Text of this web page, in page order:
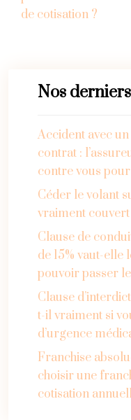
de cotisation ?
Nos
Accident avec
contrat :
contre vous
Céder le volant
vraiment couvert
Clause de
de 15% vaut-elle
pouvoir passer
Clause
t-il vraiment si
d’urgence
Franchise
choisir une
cotisation